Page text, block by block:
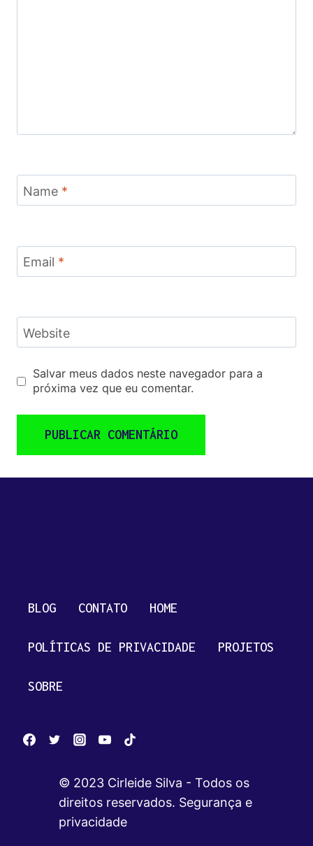
Name *
Email *
Website
Salvar meus dados neste navegador para a
próxima vez que eu comentar.
BLOG CONTATO HOME
POLÍTICAS DE PRIVACIDADE PROJETOS
SOBRE
© 2023 Cirleide Silva - Todos os
direitos reservados. Segurança e
privacidade